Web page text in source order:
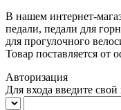
В нашем интернет-
педали, педали для
для прогулочного
Товар поставляется от
Авторизация
Для входа введите